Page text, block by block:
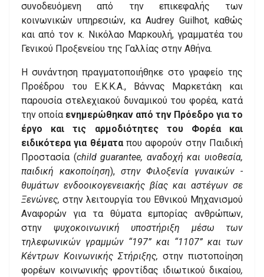
συνοδευόμενη από την επικεφαλής των
κοινωνικών υπηρεσιών, κα Audrey Guilhot, καθώς
και από τον κ. Νικόλαο Μαρκουλή, γραμματέα του
Γενικού Προξενείου της Γαλλίας στην Αθήνα.
Η συνάντηση πραγματοποιήθηκε στο γραφείο της
Προέδρου του Ε.Κ.Κ.Α., Βάννας Μαρκετάκη και
παρουσία στελεχιακού δυναμικού του φορέα, κατά
την οποία ενημερώθηκαν από την Πρόεδρο για το
έργο και τις αρμοδιότητες του Φορέα και
ειδικότερα για θέματα που αφορούν στην Παιδική
Προστασία (child guarantee, αναδοχή και υιοθεσία,
παιδική κακοποίηση), στην Φιλοξενία γυναικών -
θυμάτων ενδοοικογενειακής βίας και αστέγων σε
Ξενώνες, στην λειτουργία του Εθνικού Μηχανισμού
Αναφορών για τα θύματα εμπορίας ανθρώπων,
στην ψυχοκοινωνική υποστήριξη μέσω των
τηλεφωνικών γραμμών “197” και “1107” και των
Κέντρων Κοινωνικής Στήριξης, στην πιστοποίηση
φορέων κοινωνικής φροντίδας ιδιωτικού δικαίου,